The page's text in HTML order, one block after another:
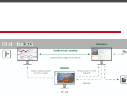
Bild: iba AG